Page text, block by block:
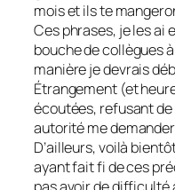
mois et ils te
Ces phrases, je les ai
bouche de collègues
manière je devrais
Étrangement (et
écoutées, refusant
autorité me
D’ailleurs, voilà
ayant fait fi de ces